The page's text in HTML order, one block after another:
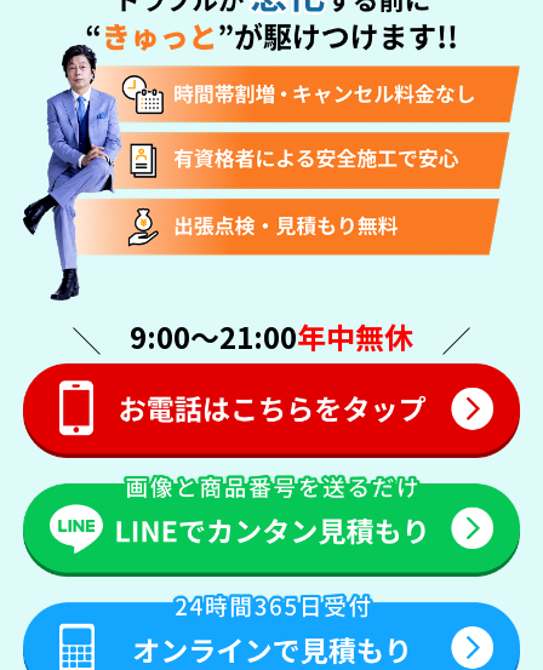
9:00〜21:00年中無休